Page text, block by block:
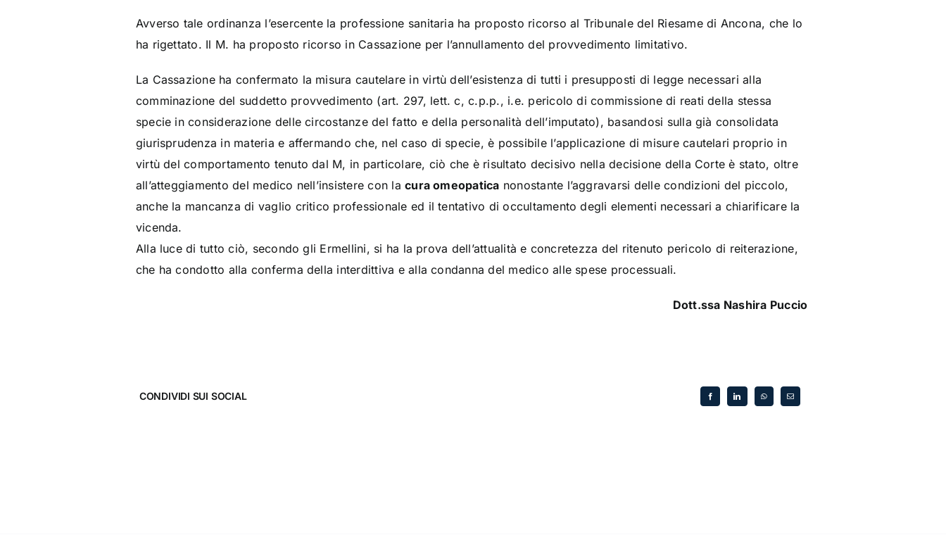
Avverso tale ordinanza l’esercente la professione sanitaria ha proposto ricorso al Tribunale del Riesame di Ancona, che lo
ha rigettato. Il M. ha proposto ricorso in Cassazione per l’annullamento del provvedimento limitativo.
La Cassazione ha confermato la misura cautelare in virtù dell’esistenza di tutti i presupposti di legge necessari alla
comminazione del suddetto provvedimento (art. 297, lett. c, c.p.p., i.e. pericolo di commissione di reati della stessa
specie in considerazione delle circostanze del fatto e della personalità dell’imputato), basandosi sulla già consolidata
giurisprudenza in materia e affermando che, nel caso di specie, è possibile l’applicazione di misure cautelari proprio in
virtù del comportamento tenuto dal M, in particolare, ciò che è risultato decisivo nella decisione della Corte è stato, oltre
all’atteggiamento del medico nell’insistere con lacura omeopatica nonostante l’aggravarsi delle condizioni del piccolo,
anche la mancanza di vaglio critico professionale ed il tentativo di occultamento degli elementi necessari a chiarificare la
vicenda.
Alla luce di tutto ciò, secondo gli Ermellini, si ha la prova dell’attualità e concretezza del ritenuto pericolo di reiterazione,
che ha condotto alla conferma della interdittiva e alla condanna del medico alle spese processuali.
Dott.ssa Nashira Puccio
CONDIVIDI SUI SOCIAL